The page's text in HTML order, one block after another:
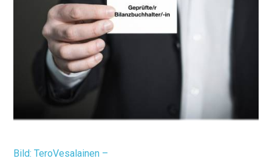
Bild: TeroVesalainen –